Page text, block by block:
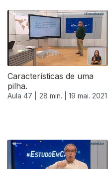
Características de uma
pilha.
Aula 47 | 28 min. | 19 mai. 2021